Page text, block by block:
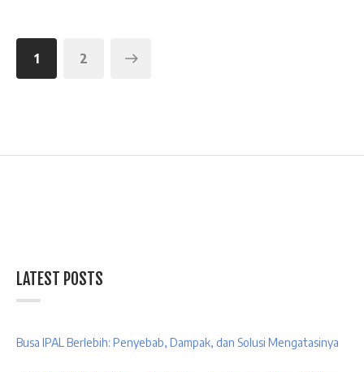
1 2
LATEST POSTS
Busa IPAL Berlebih: Penyebab, Dampak, dan Solusi Mengatasinya